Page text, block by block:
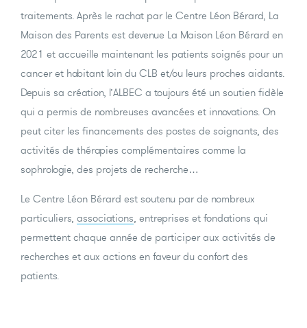
traitements. Après le rachat par le Centre Léon Bérard, La
Maison des Parents est devenue La Maison Léon Bérard en
2021 et accueille maintenant les patients soignés pour un
cancer et habitant loin du CLB et/ou leurs proches aidants.
Depuis sa création, l’ALBEC a toujours été un soutien fidèle
qui a permis de nombreuses avancées et innovations. On
peut citer les financements des postes de soignants, des
activités de thérapies complémentaires comme la
sophrologie, des projets de recherche…
Le Centre Léon Bérard est soutenu par de nombreux
particuliers, associations , entreprises et fondations qui
permettent chaque année de participer aux activités de
recherches et aux actions en faveur du confort des
patients.